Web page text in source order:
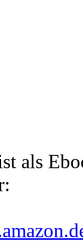
als